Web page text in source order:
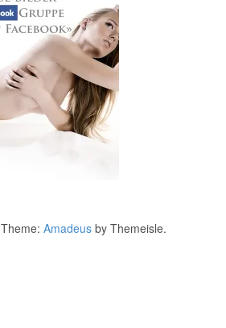
Theme: Amadeus by Themeisle.